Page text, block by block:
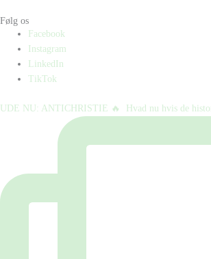
Følg os
Facebook
Instagram
LinkedIn
TikTok
UDE NU: ANTICHRISTIE 🔥⁠ ⁠ Hvad nu hvis de